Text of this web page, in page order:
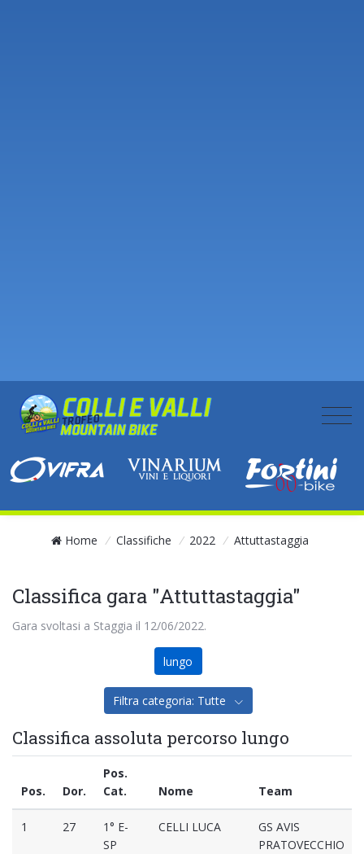
Home / Classifiche / 2022 / Attuttastaggia
Classifica gara "Attuttastaggia"
Gara svoltasi a Staggia il 12/06/2022.
lungo
Filtra categoria: Tutte
Classifica assoluta percorso lungo
Pos. Dor.
Pos.
Cat.
Nome Team
1 27
1° E-
SP
CELLI LUCA
GS AVIS
PRATOVECCHIO